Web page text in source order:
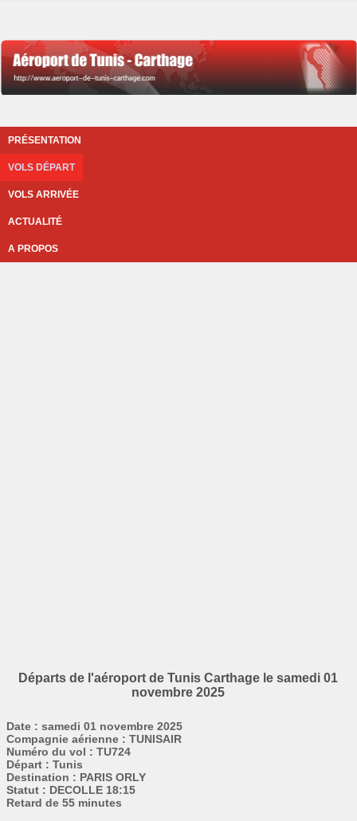
PRÉSENTATION
VOLS DÉPART
VOLS ARRIVÉE
ACTUALITÉ
A PROPOS
Départs de l'aéroport de Tunis Carthage le samedi 01
novembre 2025
Date : samedi 01 novembre 2025
Compagnie aérienne : TUNISAIR
Numéro du vol : TU724
Départ : Tunis
Destination : PARIS ORLY
Statut : DECOLLE 18:15
Retard de 55 minutes